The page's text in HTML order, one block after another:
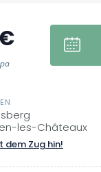
les-Châteaux
dem Zug hin!